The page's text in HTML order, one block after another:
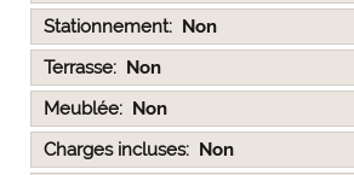
Stationnement
Non
Terrasse
Non
Meublée
Non
Charges incluses
Non